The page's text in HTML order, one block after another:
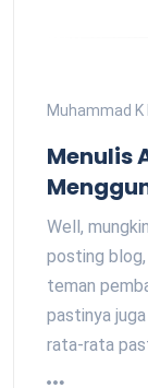
Muhammad K
Menulis
Well,
posting blog,
teman
pastinya
rata-rata